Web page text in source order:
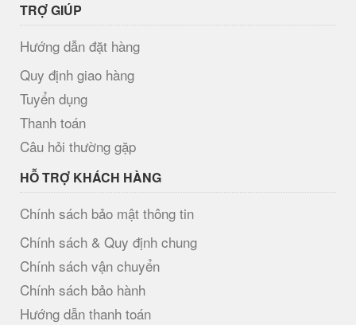
TRỢ GIÚP
Hướng dẫn đặt hàng
Quy định giao hàng
Tuyển dụng
Thanh toán
Câu hỏi thường gặp
HỖ TRỢ KHÁCH HÀNG
Chính sách bảo mật thông tin
Chính sách & Quy định chung
Chính sách vận chuyển
Chính sách bảo hành
Hướng dẫn thanh toán